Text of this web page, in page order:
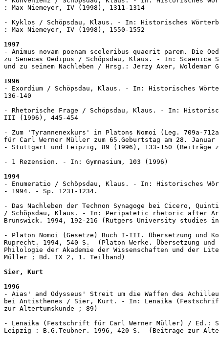
: Max Niemeyer, IV (1998), 1311-1314
- Kyklos / Schöpsdau, Klaus. - In: Historisches
: Max Niemeyer, IV (1998), 1550-1552
1997
- Animus novam poenam sceleribus quaerit parem. Die
zu Senecas Oedipus / Schöpsdau, Klaus. - In:
und zu seinem Nachleben / Hrsg.: Jerzy Axer, Woldemar
1996
- Exordium / Schöpsdau, Klaus. - In: Historisches
136-140
- Rhetorische Frage / Schöpsdau, Klaus. - In:
III (1996), 445-454
- Zum 'Tyrannenexkurs' in Platons Nomoi (Leg. 709a-
für Carl Werner Müller zum 65.Geburtstag am 28.
- Stuttgart und Leipzig, 89 (1996), 133-150 (Beiträge
- 1 Rezension. - In: Gymnasium, 103 (1996)
1994
- Enumeratio / Schöpsdau, Klaus. - In: Historisches
- 1994. - Sp. 1231-1234.
- Das Nachleben der Technon Synagoge bei Cicero,
/ Schöpsdau, Klaus. - In: Peripatetic rhetoric after
Brunswick. 1994, 192-216 (Rutgers University studies
- Platon Nomoi (Gesetze) Buch I-III. Übersetzung und
Ruprecht. 1994, 540 S.  (Platon Werke. Übersetzung
Philologie der Akademie der Wissenschaften und der
Müller ; Bd. IX 2, 1. Teilband)
Sier, Kurt
1996
- Aias' and Odysseus' Streit um die Waffen des
bei Antisthenes / Sier, Kurt. - In: Lenaika
zur Altertumskunde ; 89)
- Lenaika (Festschrift für Carl Werner Müller) /
Leipzig : B.G.Teubner. 1996, 420 S.  (Beiträge zur